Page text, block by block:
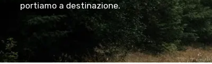
portiamo a destinazione.